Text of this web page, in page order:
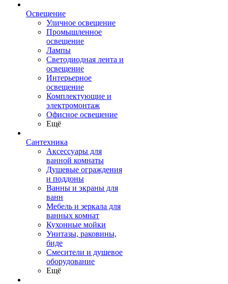
Освещение
Уличное освещение
Промышленное
освещение
Лампы
Светодиодная лента и
освещение
Интерьерное
освещение
Комплектующие и
электромонтаж
Офисное освещение
Ещё
Сантехника
Аксессуары для
ванной комнаты
Душевые ограждения
и поддоны
Ванны и экраны для
ванн
Мебель и зеркала для
ванных комнат
Кухонные мойки
Унитазы, раковины,
биде
Смесители и душевое
оборудование
Ещё